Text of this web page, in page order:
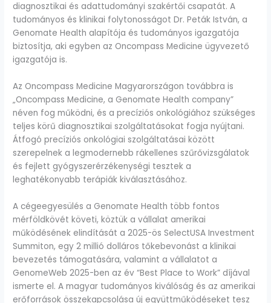
diagnosztikai és adattudományi szakértői csapatát. A
tudományos és klinikai folytonosságot Dr. Peták István, a
Genomate Health alapítója és tudományos igazgatója
biztosítja, aki egyben az Oncompass Medicine ügyvezető
igazgatója is.
Az Oncompass Medicine Magyarországon továbbra is
„Oncompass Medicine, a Genomate Health company”
néven fog működni, és a precíziós onkológiához szükséges
teljes körű diagnosztikai szolgáltatásokat fogja nyújtani.
Átfogó precíziós onkológiai szolgáltatásai között
szerepelnek a legmodernebb rákellenes szűrővizsgálatok
és fejlett gyógyszerérzékenységi tesztek a
leghatékonyabb terápiák kiválasztásához.
A cégeegyesülés a Genomate Health több fontos
mérföldkövét követi, köztük a vállalat amerikai
működésének elindítását a 2025-ös SelectUSA Investment
Summiton, egy 2 millió dolláros tőkebevonást a klinikai
bevezetés támogatására, valamint a vállalatot a
GenomeWeb 2025-ben az év “Best Place to Work” díjával
ismerte el. A magyar tudományos kiválóság és az amerikai
erőforrások összekapcsolása új együttműködéseket tesz